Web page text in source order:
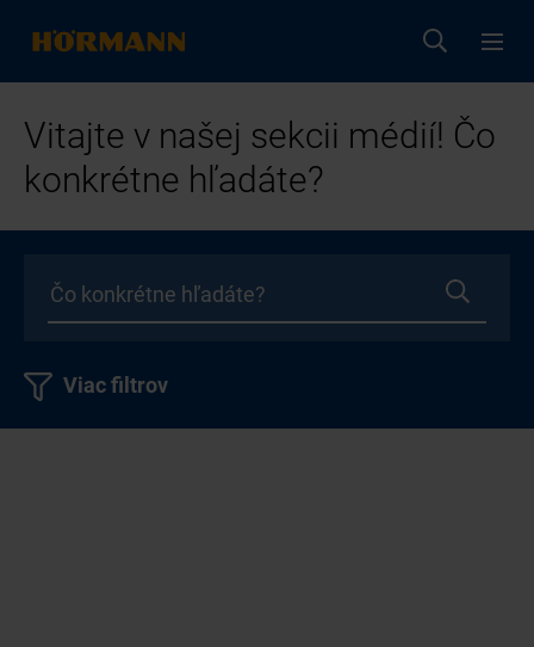
Vitajte v našej sekcii médií! Čo
konkrétne hľadáte?
Viac filtrov